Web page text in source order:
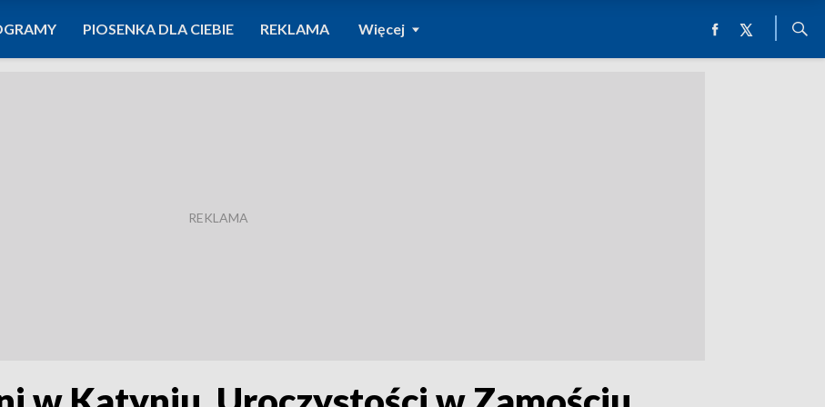
PIOSENKA DLA CIEBIE REKLAMA Więcej